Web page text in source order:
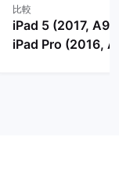
比較
iPad 5 (2017, A9
iPad Pro (2016,